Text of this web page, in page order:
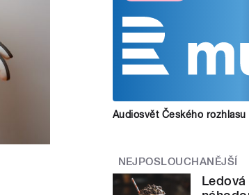
Audiosvět Českého
NEJPOSLOUCHANĚJŠÍ